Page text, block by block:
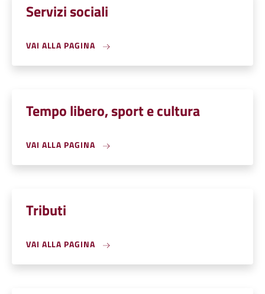
Servizi sociali
VAI ALLA PAGINA
Tempo libero, sport e cultura
VAI ALLA PAGINA
Tributi
VAI ALLA PAGINA